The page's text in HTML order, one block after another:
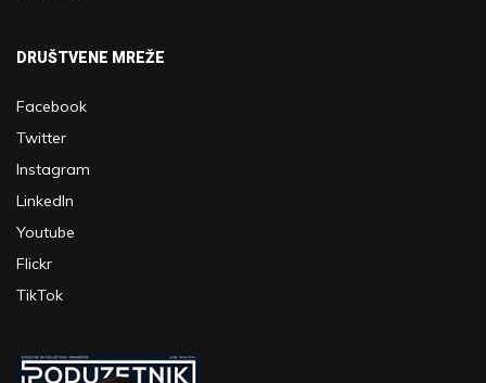
DRUŠTVENE MREŽE
Facebook
Twitter
Instagram
LinkedIn
Youtube
Flickr
TikTok